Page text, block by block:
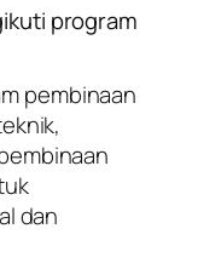
program
pembinaan
dan